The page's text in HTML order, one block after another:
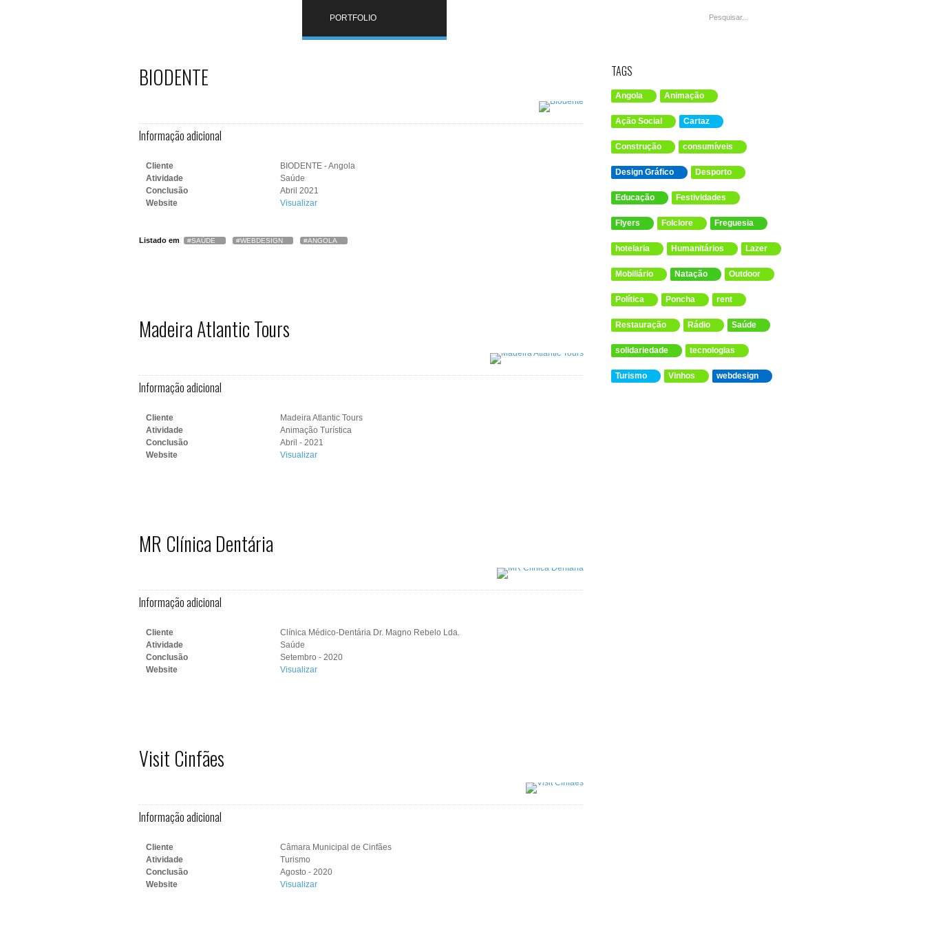
PORTFOLIO
BIODENTE
Informação adicional
Cliente
BIODENTE - Angola
Atividade
Saúde
Conclusão
Abril 2021
Website
Visualizar
Listado em SAÚDE WEBDESIGN ANGOLA
Madeira Atlantic Tours
Informação adicional
Cliente
Madeira Atlantic Tours
Atividade
Animação Turística
Conclusão
Abril - 2021
Website
Visualizar
MR Clínica Dentária
Informação adicional
Cliente
Clínica Médico-Dentária Dr. Magno Rebelo Lda.
Atividade
Saúde
Conclusão
Setembro - 2020
Website
Visualizar
Visit Cinfães
Informação adicional
Cliente
Câmara Municipal de Cinfães
Atividade
Turismo
Conclusão
Agosto - 2020
Website
Visualizar
TAGS
Angola Animação
Ação Social Cartaz
Construção consumíveis
Design Gráfico Desporto
Educação Festividades
Flyers Folclore Freguesia
hotelaria Humanitários Lazer
Mobiliário Natação Outdoor
Política Poncha rent
Restauração Rádio Saúde
solidariedade tecnologias
Turismo Vinhos webdesign